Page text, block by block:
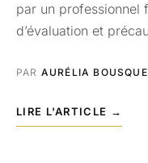
par un professionnel
d’évaluation et
PAR AURÉLIA
LIRE L'ARTICLE →